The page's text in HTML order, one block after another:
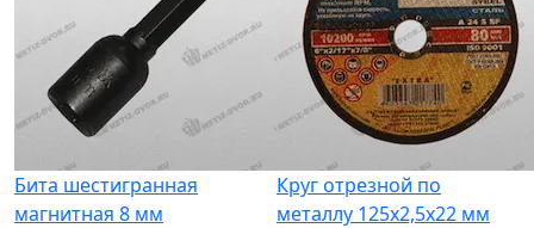
Бита шестигранная
магнитная 8 мм
Круг отрезной по
металлу 125х2,5х22 мм